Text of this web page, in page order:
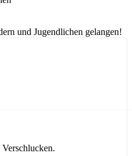
und Jugendlichen gelangen!